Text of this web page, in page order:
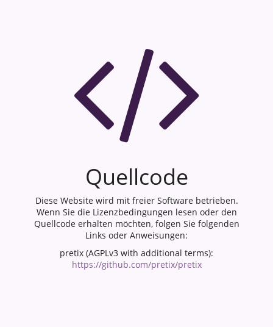
Quellcode
Diese Website wird mit freier Software betrieben.
Wenn Sie die Lizenzbedingungen lesen oder den
Quellcode erhalten möchten, folgen Sie folgenden
Links oder Anweisungen:
pretix (AGPLv3 with additional terms):
https://github.com/pretix/pretix